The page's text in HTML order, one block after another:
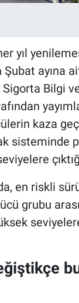
yıl
Şubat ayına
Sigorta Bilgi
kaza
sisteminde
en riskli
grubu